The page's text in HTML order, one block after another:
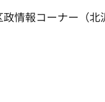
情報コーナー（北